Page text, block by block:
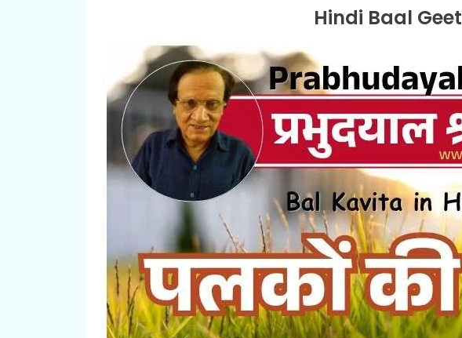
Hindi Baal Geet